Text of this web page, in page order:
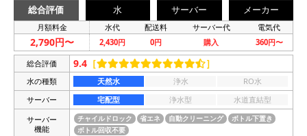
総合評価 水 サーバー メーカー
月額料金 水代 配送料 サーバー代 電気代
2,790円〜 2,430円 0円 購入 360円〜
総合評価 9.4 ［ ］
水の種類 天然水 浄水
RO水
サーバー
宅配型 浄水型
水道直結型
サーバー
機能
チャイルドロック 省エネ 自動クリーニング
ボトル下置き
ボトル回収不要